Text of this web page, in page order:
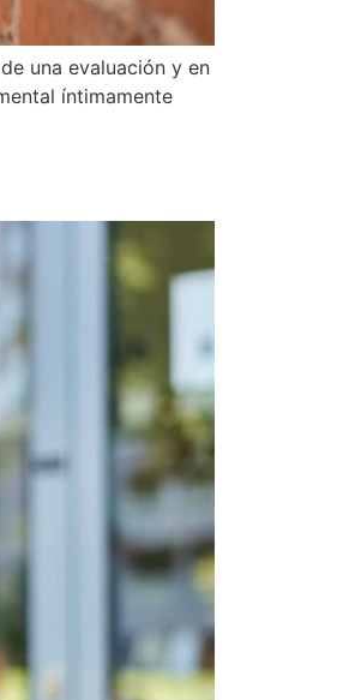
una evaluación y en
íntimamente